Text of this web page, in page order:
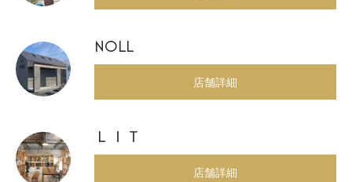
NOLL
店舗詳細
ＬＩＴ
店舗詳細